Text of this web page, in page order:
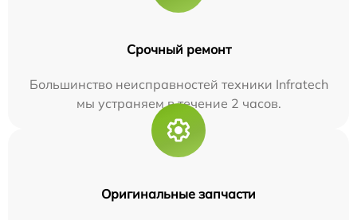
Срочный ремонт
Большинство неисправностей техники Infratech
мы устраняем в течение 2 часов.
Оригинальные запчасти